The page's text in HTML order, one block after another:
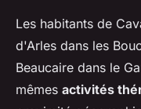
Les habitants de
d'Arles dans les
Beaucaire dans le
mêmes activités